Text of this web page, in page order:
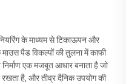
के माध्यम से टिकाऊपन और
माउस पैड विकल्पों की तुलना में काफी
एक मजबूत आधार बनाता है जो
रखता है, और तीव्र दैनिक उपयोग की